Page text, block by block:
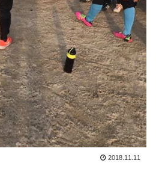
2018.11.11